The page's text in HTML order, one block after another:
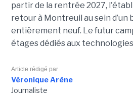
partir de la rentrée 2027,
retour à Montreuil au sein d’un
entièrement neuf. Le futur
étages dédiés aux
Article rédigé par
Véronique Arène
Journaliste